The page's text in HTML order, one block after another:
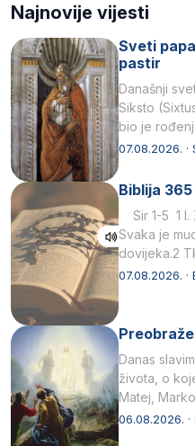
Najnovije vijesti
Sveti
pastir
Današnji
Siksto
bio je
afričkim…
07.08.2026. ·
Biblija 365
Sir 1-5 1 I.
Svaka je
dovijeka.2
07.08.2026. ·
Danas
života, o
Matej,
drugoj…
06.08.2026. ·